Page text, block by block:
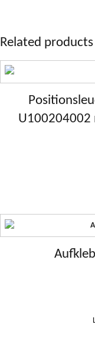
Related products
U100204002